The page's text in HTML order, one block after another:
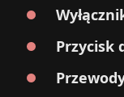
Przycisk